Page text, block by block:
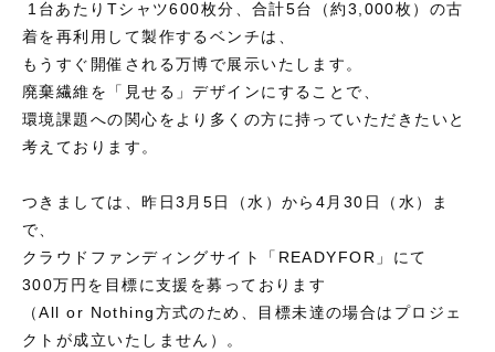
1台あたりTシャツ600枚分、合計5台（約3,000枚）の古
着を再利用して製作するベンチは、
もうすぐ開催される万博で展示いたします。
廃棄繊維を「見せる」デザインにすることで、
環境課題への関心をより多くの方に持っていただきたいと
考えております。
つきましては、昨日3月5日（水）から4月30日（水）ま
で、
クラウドファンディングサイト「READYFOR」にて
300万円を目標に支援を募っております
（All or Nothing方式のため、目標未達の場合はプロジェ
クトが成立いたしません）。